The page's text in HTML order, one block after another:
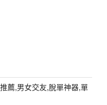
薦,男女交友,脫單神器,單